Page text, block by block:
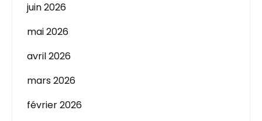
juin 2026
mai 2026
avril 2026
mars 2026
février 2026